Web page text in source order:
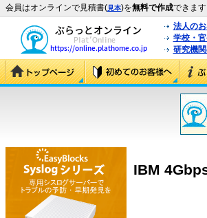
会員はオンラインで見積書(見本)を無料で作成できます
法人の
学校・
研究機
IBM